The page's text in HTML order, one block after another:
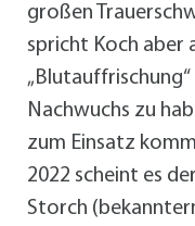
großen
spricht Koch aber
Nachwuchs zu
zum Einsatz
2022 scheint es
Storch